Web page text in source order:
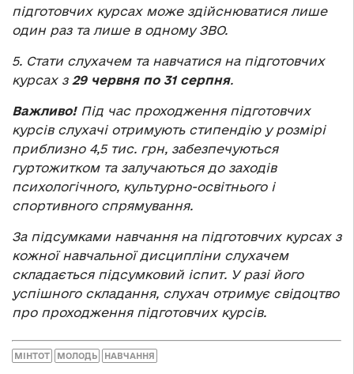
підготовчих курсах може здійснюватися лише
один раз та лише в одному ЗВО.
5. Стати слухачем та навчатися на підготовчих
курсах з 29 червня по 31 серпня.
Важливо!Під час проходження підготовчих
курсів слухачі отримують стипендію у розмірі
приблизно 4,5 тис. грн, забезпечуються
гуртожитком та залучаються до заходів
психологічного, культурно-освітнього і
спортивного спрямування.
За підсумками навчання на підготовчих курсах з
кожної навчальної дисципліни слухачем
складається підсумковий іспит. У разі його
успішного складання, слухач отримує свідоцтво
про проходження підготовчих курсів.
МІНТОТ МОЛОДЬ НАВЧАННЯ